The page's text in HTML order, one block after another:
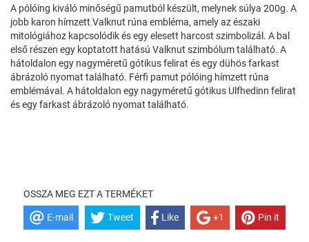
A pólóing kiváló minőségű pamutból készült, melynek súlya 200g. A
jobb karon hímzett Valknut rúna embléma, amely az északi
mitológiához kapcsolódik és egy elesett harcost szimbolizál. A bal
első részen egy koptatott hatású Valknut szimbólum található. A
hátoldalon egy nagyméretű gótikus felirat és egy dühös farkast
ábrázoló nyomat található. Férfi pamut pólóing hímzett rúna
emblémával. A hátoldalon egy nagyméretű gótikus Ulfhedinn felirat
és egy farkast ábrázoló nyomat található.
OSSZA MEG EZT A TERMÉKET
E-mail Tweet Like +1 Pin it